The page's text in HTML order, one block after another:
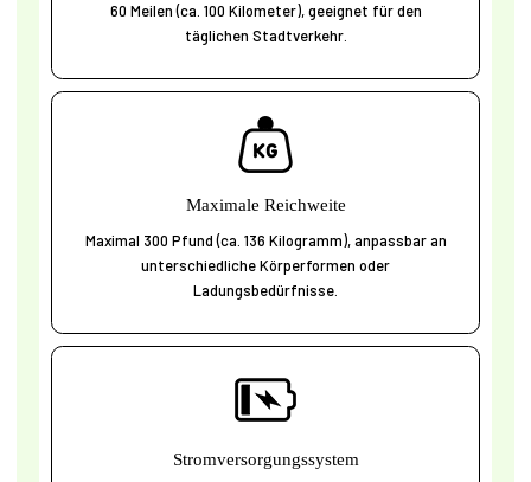
60 Meilen (ca. 100 Kilometer), geeignet für den
täglichen Stadtverkehr.
Maximale Reichweite
Maximal 300 Pfund (ca. 136 Kilogramm), anpassbar an
unterschiedliche Körperformen oder
Ladungsbedürfnisse.
Stromversorgungssystem